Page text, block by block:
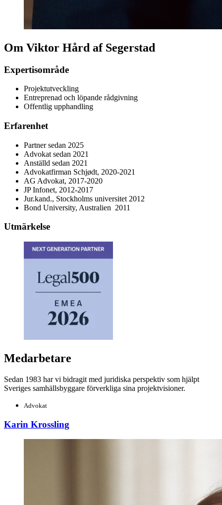
Om Viktor Hård af Segerstad
Expertisområde
Projektutveckling
Entreprenad och löpande rådgivning
Offentlig upphandling
Erfarenhet
Partner sedan 2025
Advokat sedan 2021
Anställd sedan 2021
Advokatfirman Schjødt, 2020-2021
AG Advokat, 2017-2020
JP Infonet, 2012-2017
Jur.kand., Stockholms universitet 2012
Bond University, Australien 2011
Utmärkelse
Medarbetare
Sedan 1983 har vi bidragit med juridiska perspektiv som hjälpt
Sveriges samhällsbyggare förverkliga sina projektvisioner.
Advokat
Karin Krossling